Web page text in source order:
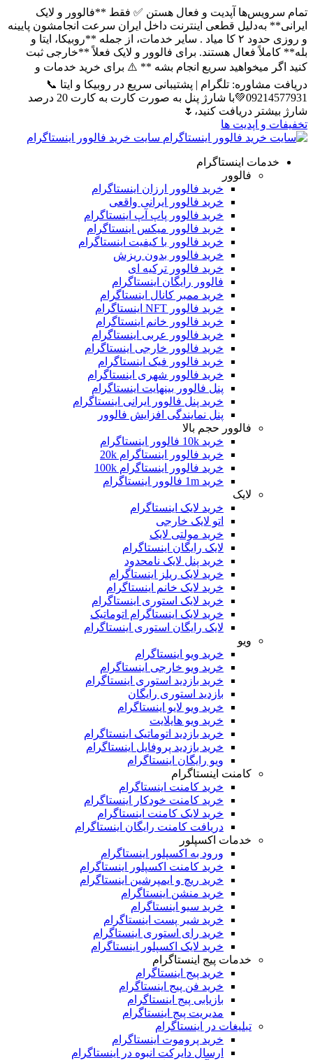
آپدیت و فعال هستن ✅ فقط **فالوور و لایک
به‌دلیل قطعی اینترنت داخل ایران سرعت انجامشون پایینه
و روزی حدود ۲ کا میاد . سایر خدمات، از جمله **روبیکا، ایتا و
کاملاً فعال هستند. برای فالوور و لایک فعلاً **خارجی ثبت
میخواهید سریع انجام بشه ** ⚠️ برای خرید خدمات و
مشاوره: تلگرام | پشتیبانی سریع در روبیکا و ایتا 📞
09214577931💚با شارژ پنل به صورت کارت به کارت 20 درصد
دریافت کنید،🌷
و اپدیت ها
سایت خرید فالوور اینستاگرام
خدمات اینستاگرام
فالوور
خرید فالوور ارزان اینستاگرام
خرید فالوور ایرانی واقعی
خرید فالوور پاپ آپ اینستاگرام
خرید فالوور میکس اینستاگرام
خرید فالوور با کیفیت اینستاگرام
خرید فالوور بدون ریزش
خرید فالوور ترکیه ای
فالوور رایگان اینستاگرام
خرید ممبر کانال اینستاگرام
خرید فالوور NFT اینستاگرام
خرید فالوور خانم اینستاگرام
خرید فالوور عربی اینستاگرام
خرید فالوور خارجی اینستاگرام
خرید فالوور فیک اینستاگرام
خرید فالوور شهری اینستاگرام
پنل فالوور بینهایت اینستاگرام
خرید پنل فالوور ایرانی اینستاگرام
پنل نمایندگی افزایش فالوور
فالوور حجم بالا
خرید 10k فالوور اینستاگرام
خرید فالوور اینستاگرام 20k
خرید فالوور اینستاگرام 100k
خرید 1m فالوور اینستاگرام
لایک
خرید لایک اینستاگرام
اتو لایک خارجی
خرید مولتی لایک
لایک رایگان اینستاگرام
خرید پنل لایک نامحدود
خرید لایک ریلز اینستاگرام
خرید لایک خانم اینستاگرام
خرید لایک استوری اینستاگرام
خرید لایک اینستاگرام اتوماتیک
لایک رایگان استوری اینستاگرام
خرید ویو اینستاگرام
خرید ویو خارجی اینستاگرام
خرید بازدید استوری اینستاگرام
بازدید استوری رایگان
خرید ویو لایو اینستاگرام
خرید ویو هایلایت
خرید بازدید اتوماتیک اینستاگرام
خرید بازدید پروفایل اینستاگرام
ویو رایگان اینستاگرام
کامنت اینستاگرام
خرید کامنت اینستاگرام
خرید کامنت خودکار اینستاگرام
خرید لایک کامنت اینستاگرام
دریافت کامنت رایگان اینستاگرام
خدمات اکسپلور
ورود به اکسپلور اینستاگرام
خرید کامنت اکسپلور اینستاگرام
خرید ریچ و ایمپرشین اینستاگرام
خرید منشن اینستاگرام
خرید سیو اینستاگرام
خرید شیر پست اینستاگرام
خرید رای استوری اینستاگرام
خرید لایک اکسپلور اینستاگرام
خدمات پیج اینستاگرام
خرید پیج اینستاگرام
خرید فن پیج اینستاگرام
بازیابی پیج اینستاگرام
مدیریت پیج اینستاگرام
تبلیغات در اینستاگرام
خرید پروموت اینستاگرام
ارسال دایرکت انبوه در اینستاگرام